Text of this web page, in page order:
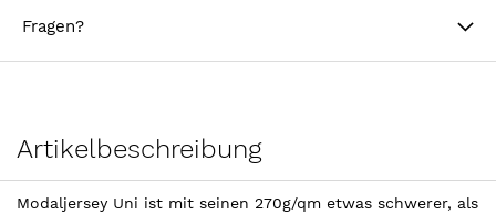
Fragen?
Artikelbeschreibung
Modaljersey Uni ist mit seinen 270g/qm etwas schwerer, als